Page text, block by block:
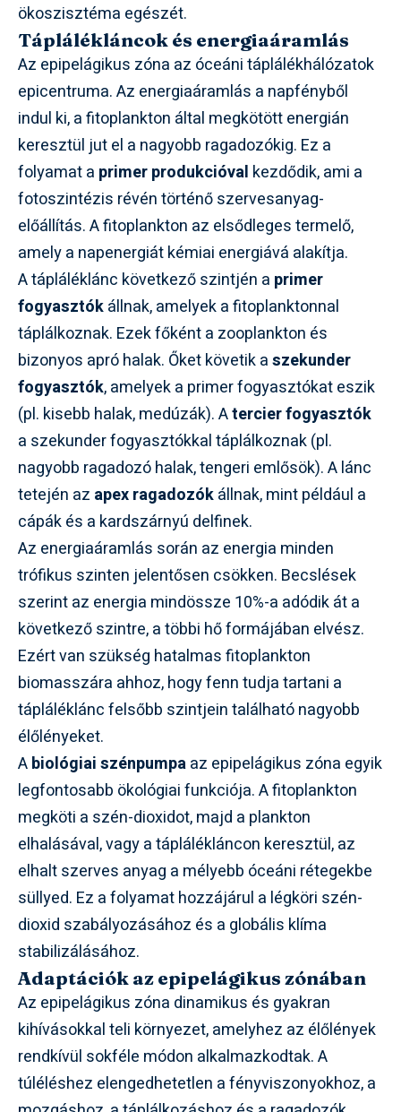
ökoszisztéma egészét.
Táplálékláncok és energiaáramlás
Az epipelágikus zóna az óceáni táplálékhálózatok
epicentruma. Az energiaáramlás a napfényből
indul ki, a fitoplankton által megkötött energián
keresztül jut el a nagyobb ragadozókig. Ez a
folyamat a primer produkcióval kezdődik, ami a
fotoszintézis révén történő szervesanyag-
előállítás. A fitoplankton az elsődleges termelő,
amely a napenergiát kémiai energiává alakítja.
A tápláléklánc következő szintjén a primer
fogyasztókállnak, amelyek a fitoplanktonnal
táplálkoznak. Ezek főként a zooplankton és
bizonyos apró halak. Őket követik aszekunder
fogyasztók, amelyek a primer fogyasztókat eszik
(pl. kisebb halak, medúzák). Atercier fogyasztók
a szekunder fogyasztókkal táplálkoznak (pl.
nagyobb ragadozó halak, tengeri emlősök). A lánc
tetején az apex ragadozókállnak, mint például a
cápák és a kardszárnyú delfinek.
Az energiaáramlás során az energia minden
trófikus szinten jelentősen csökken. Becslések
szerint az energia mindössze 10%-a adódik át a
következő szintre, a többi hő formájában elvész.
Ezért van szükség hatalmas fitoplankton
biomasszára ahhoz, hogy fenn tudja tartani a
tápláléklánc felsőbb szintjein található nagyobb
élőlényeket.
Abiológiai szénpumpaaz epipelágikus zóna egyik
legfontosabb ökológiai funkciója. A fitoplankton
megköti a szén-dioxidot, majd a plankton
elhalásával, vagy a táplálékláncon keresztül, az
elhalt szerves anyag a mélyebb óceáni rétegekbe
süllyed. Ez a folyamat hozzájárul a légköri szén-
dioxid szabályozásához és a globális klíma
stabilizálásához.
Adaptációk az epipelágikus zónában
Az epipelágikus zóna dinamikus és gyakran
kihívásokkal teli környezet, amelyhez az élőlények
rendkívül sokféle módon alkalmazkodtak. A
túléléshez elengedhetetlen a fényviszonyokhoz, a